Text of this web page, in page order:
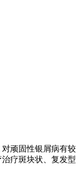
对顽固性银屑病有较
疗斑块状、复发型